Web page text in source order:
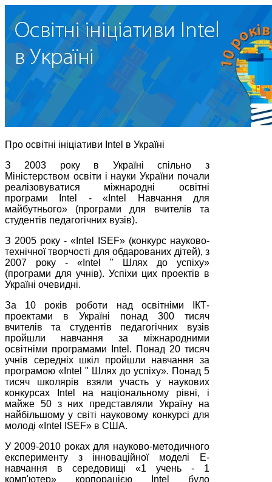
Про освітні ініціативи Intel в Україні
З 2003 року в Україні спільно з
Міністерством освіти і науки України почали
реалізовуватися міжнародні освітні
програми Intel - «Intel Навчання для
майбутнього» (програми для вчителів та
студентів педагогічних вузів).
З 2005 року - «Intel ISEF» (конкурс науково-
технічної творчості для обдарованих дітей), з
2007 року - «Intel " Шлях до успіху»
(програми для учнів). Успіхи цих проектів в
Україні очевидні.
За 10 років роботи над освітніми ІКТ-
проектами в Україні понад 300 тисяч
вчителів та студентів педагогічних вузів
пройшли навчання за міжнародними
освітніми програмами Intel. Понад 20 тисяч
учнів середніх шкіл пройшли навчання за
програмою «Intel " Шлях до успіху». Понад 5
тисяч школярів взяли участь у наукових
конкурсах Intel на національному рівні, і
майже 50 з них представляли Україну на
найбільшому у світі науковому конкурсі для
молоді «Intel ISEF» в США.
У 2009-2010 роках для науково-методичного
експерименту з інноваційної моделі Е-
навчання в середовищі «1 учень - 1
комп'ютер» корпорацією Intel було